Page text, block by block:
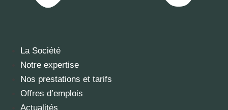
La Société
Notre expertise
Nos prestations et tarifs
Offres d’emplois
Actualités